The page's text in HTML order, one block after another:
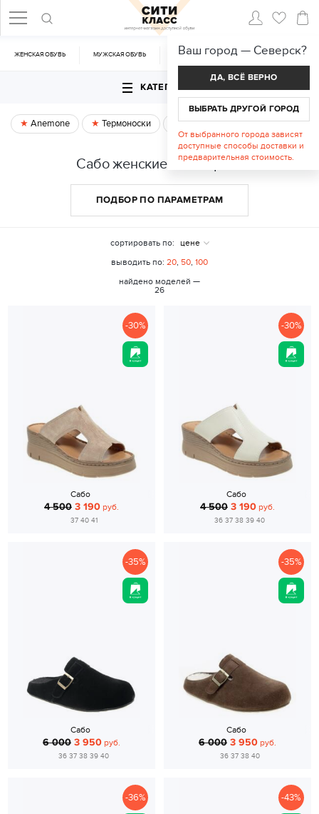
ЖЕНСКАЯ ОБУВЬ МУЖСКАЯ ОБУВЬ CУМКИ АКСЕССУАРЫ
КАТЕГОРИИ
Anemone Термоноски Спецпредложение
Сабо женские в Северске
ПОДБОР ПО ПАРАМЕТРАМ
сортировать по:
цене
выводить по: 20, 50, 100
найдено моделей —
26
-30%
Сабо
4 500 3 190 руб.
37 40 41
-30%
Сабо
4 500 3 190 руб.
36 37 38 39 40
-35%
Сабо
6 000 3 950 руб.
36 37 38 39 40
-35%
Сабо
6 000 3 950 руб.
36 37 38 40
-36% -43%
Ваш город — Северск?
ДА, ВСЁ ВЕРНО
ВЫБРАТЬ ДРУГОЙ ГОРОД
От выбранного города зависят
доступные способы доставки и
предварительная стоимость.